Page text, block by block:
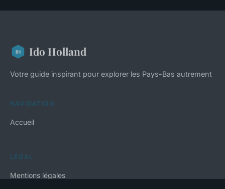
Ido Holland
Votre guide inspirant pour explorer les Pays-Bas autrement
NAVIGATION
Accueil
LÉGAL
Mentions légales